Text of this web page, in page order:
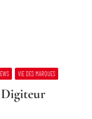
VIE DES MARQUES